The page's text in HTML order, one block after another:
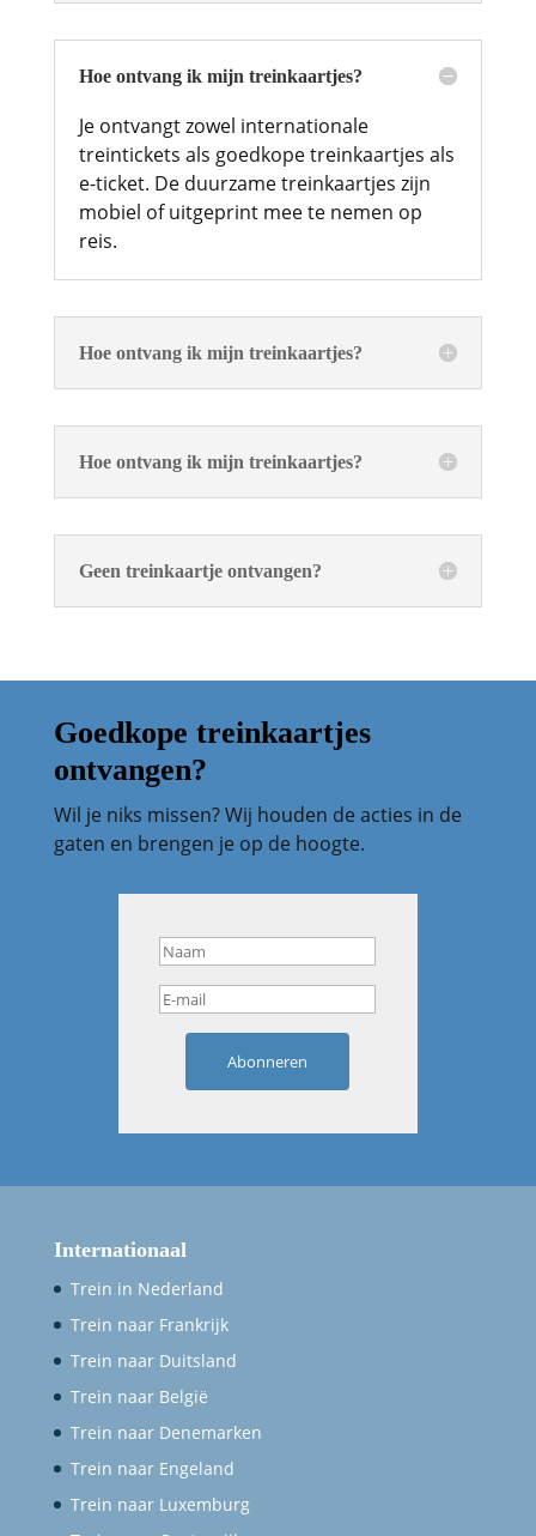
Hoe ontvang ik mijn treinkaartjes?
Je ontvangt zowel internationale
treintickets als goedkope treinkaartjes als
e-ticket. De duurzame treinkaartjes zijn
mobiel of uitgeprint mee te nemen op
reis.
Hoe ontvang ik mijn treinkaartjes?
Hoe ontvang ik mijn treinkaartjes?
Geen treinkaartje ontvangen?
Goedkope treinkaartjes
ontvangen?
Wil je niks missen? Wij houden de acties in de
gaten en brengen je op de hoogte.
Abonneren
Internationaal
Trein in Nederland
Trein naar Frankrijk
Trein naar Duitsland
Trein naar België
Trein naar Denemarken
Trein naar Engeland
Trein naar Luxemburg